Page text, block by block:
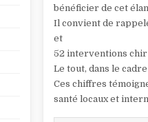
bénéficier de cet
Il convient de
et
52 interventions
Le tout, dans le
Ces chiffres
santé locaux et